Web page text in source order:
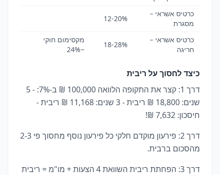
כרטיס אשראי –
מסגרת
12-20%
כרטיס אשראי –
חריגה
18-28%
מקסימום חוקי
~24%
כיצד לחסוך על ריבית
דרך 1: קצר את התקופה הלוואה 100,000 ₪ ב-7%: - 5
שנים: 18,800 ₪ ריבית - 3 שנים: 11,168 ₪ ריבית -
חיסכון: 7,632 ₪!
דרך 2: פירעון מוקדם חלקי כל פירעון נוסף מחסוך פי 2-3
מהסכום ברבית.
דרך 3: הפחתת ריבית השוואת 4 הצעות + מו"מ = ריבית